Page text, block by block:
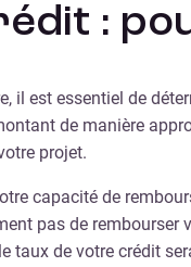
:
il est essentiel de
de manière
projet.
capacité de
pas de
taux de votre crédit